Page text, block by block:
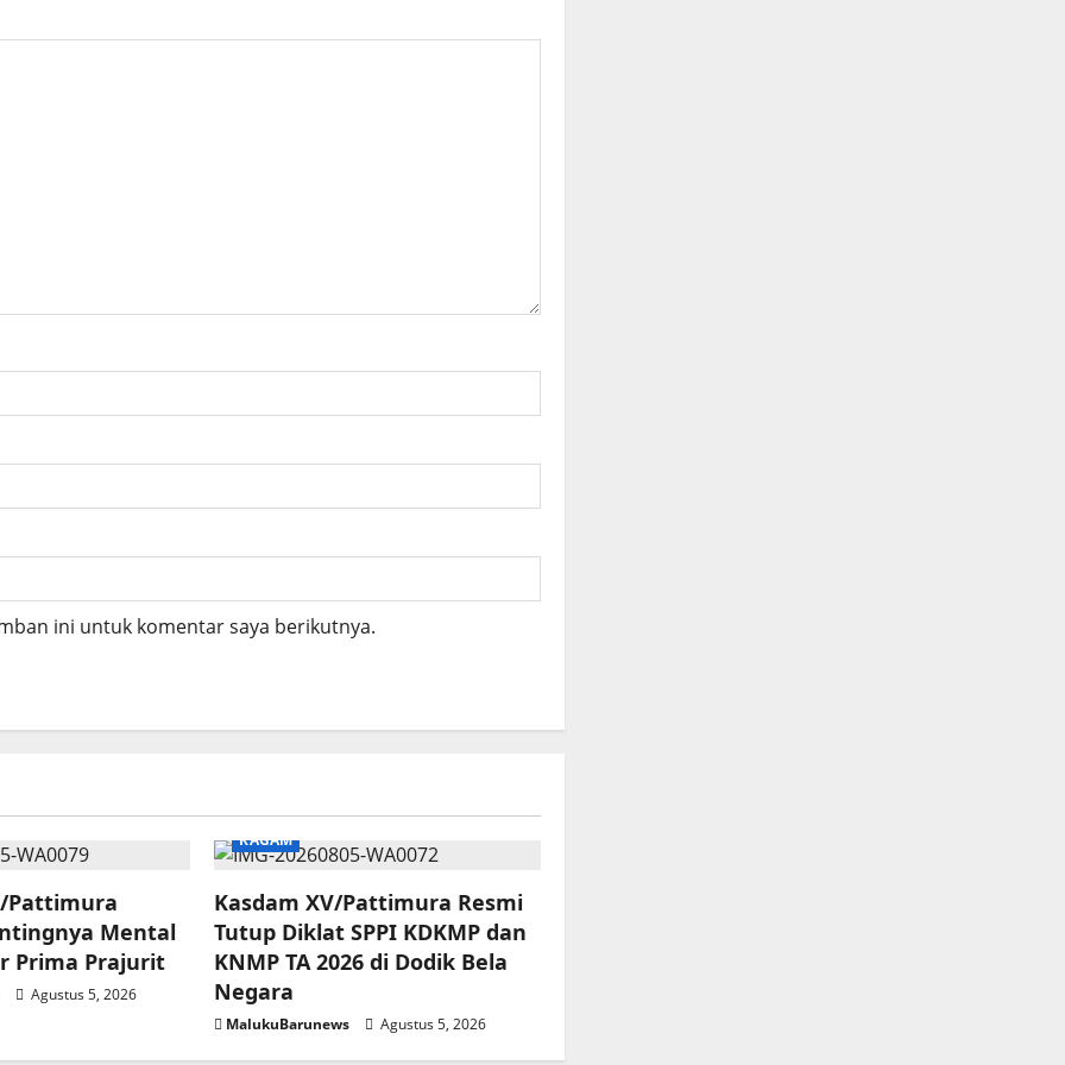
ini untuk komentar saya berikutnya.
Pattimura
Mental
Prima Prajurit
Agustus 5, 2026
RAGAM
Kasdam XV/Pattimura Resmi
Tutup Diklat SPPI KDKMP dan
KNMP TA 2026 di Dodik Bela
Negara
MalukuBarunews Agustus 5, 2026